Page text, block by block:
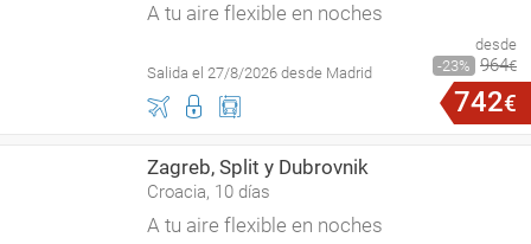
A tu aire flexible en noches
Salida el 27/8/2026 desde Madrid
desde
23
964€
742€
Zagreb, Split y Dubrovnik
Croacia, 10 días
A tu aire flexible en noches